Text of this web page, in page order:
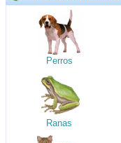
Perros
Ranas